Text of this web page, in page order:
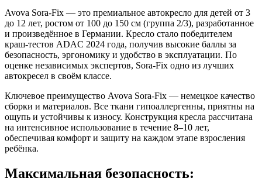
Avova Sora-Fix — это премиальное автокресло для детей от 3
до 12 лет, ростом от 100 до 150 см (группа 2/3), разработанное
и произведённое в Германии. Кресло стало победителем
краш-тестов ADAC 2024 года, получив высокие баллы за
безопасность, эргономику и удобство в эксплуатации. По
оценке независимых экспертов, Sora-Fix одно из лучших
автокресел в своём классе.
Ключевое преимущество Avova Sora-Fix — немецкое качество
сборки и материалов. Все ткани гипоаллергенны, приятны на
ощупь и устойчивы к износу. Конструкция кресла рассчитана
на интенсивное использование в течение 8–10 лет,
обеспечивая комфорт и защиту на каждом этапе взросления
ребёнка.
Максимальная безопасность: